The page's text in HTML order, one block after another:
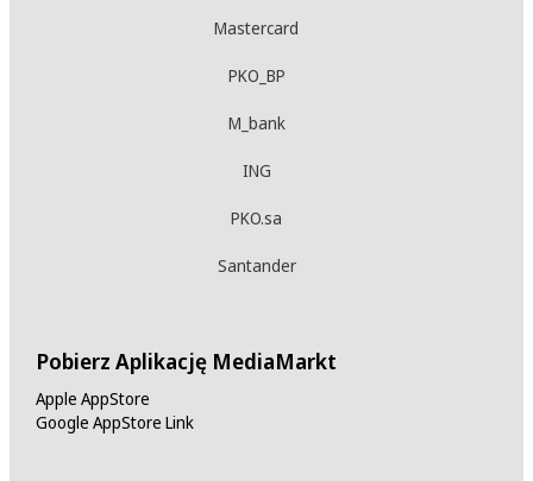
Mastercard
PKO_BP
M_bank
ING
PKO.sa
Santander
Pobierz Aplikację MediaMarkt
Apple AppStore
Google AppStore Link